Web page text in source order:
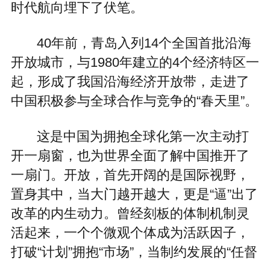
时代航向埋下了伏笔。
40年前，青岛入列14个全国首批沿海
开放城市，与1980年建立的4个经济特区一
起，形成了我国沿海经济开放带，走进了
中国积极参与全球合作与竞争的“春天里”。
这是中国为拥抱全球化第一次主动打
开一扇窗，也为世界全面了解中国推开了
一扇门。开放，首先开阔的是国际视野，
置身其中，当大门越开越大，更是“逼”出了
改革的内生动力。曾经刻板的体制机制灵
活起来，一个个微观个体成为活跃因子，
打破“计划”拥抱“市场”，当制约发展的“任督